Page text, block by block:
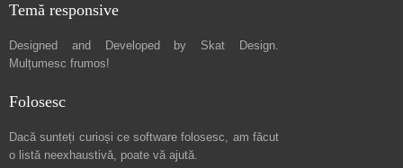
Temă responsive
Designed and Developed by Skat Design.
Mulțumesc frumos!
Folosesc
Dacă sunteți curioși ce software folosesc, am făcut
o listă neexhaustivă, poate vă ajută.